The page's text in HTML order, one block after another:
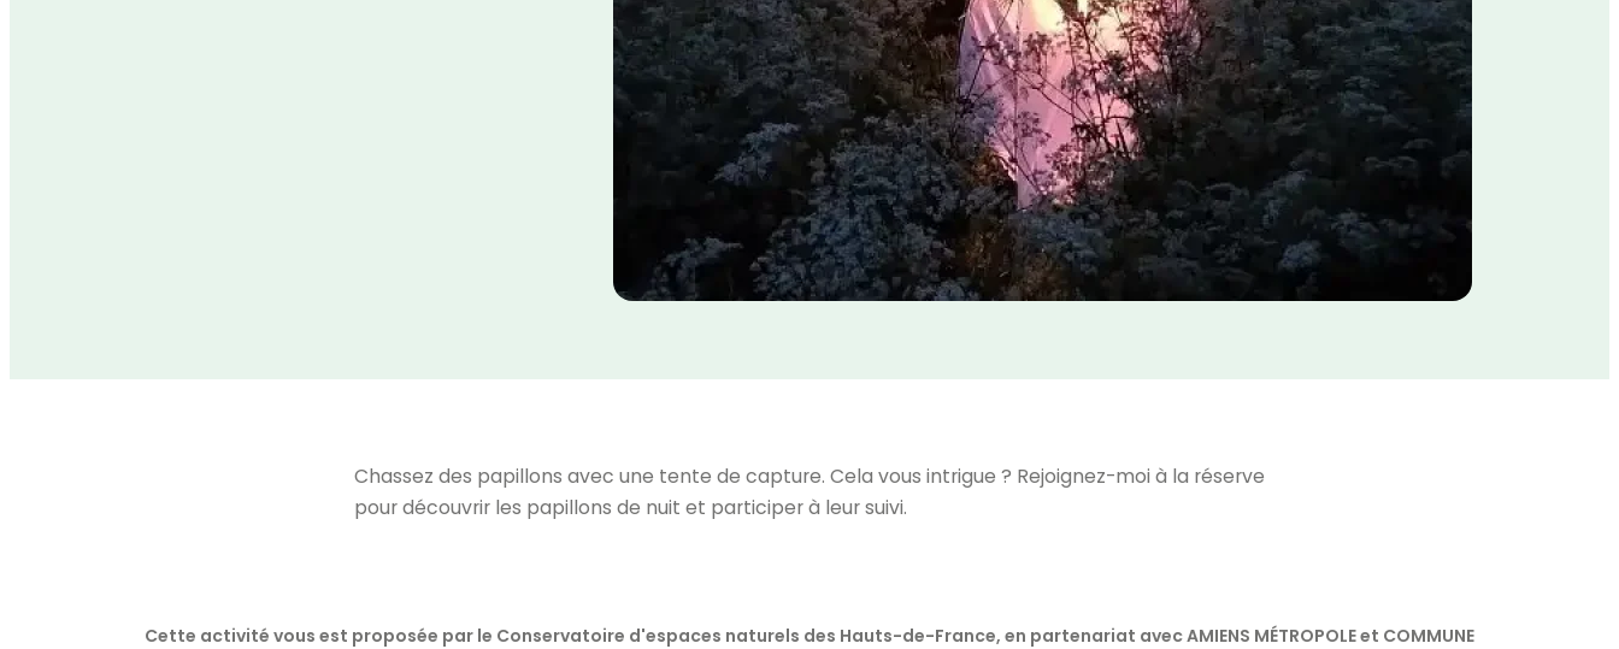
Chassez des papillons avec une tente de capture. Cela vous intrigue ? Rejoignez-moi à la réserve
pour découvrir les papillons de nuit et participer à leur suivi.
Cette activité vous est proposée par le Conservatoire d'espaces naturels des Hauts-de-France, en partenariat avec AMIENS MÉTROPOLE et COMMUNE